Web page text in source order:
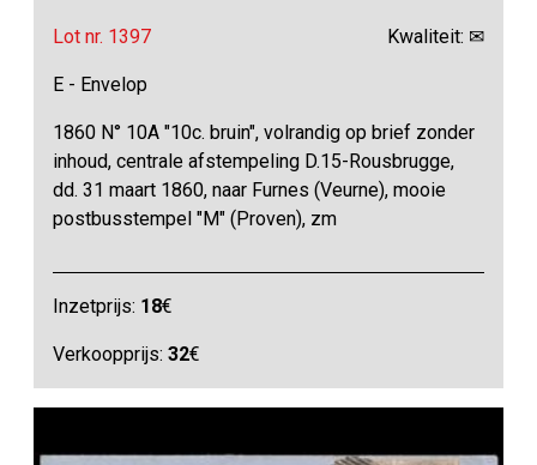
Lot nr. 1397 Kwaliteit: ✉
E - Envelop
1860 N° 10A "10c. bruin", volrandig op brief zonder
inhoud, centrale afstempeling D.15-Rousbrugge,
dd. 31 maart 1860, naar Furnes (Veurne), mooie
postbusstempel "M" (Proven), zm
Inzetprijs: 18€
Verkoopprijs:32€